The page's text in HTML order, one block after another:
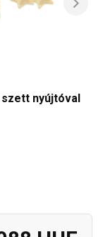
szett nyújtóval